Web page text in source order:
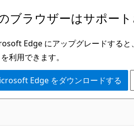
ブラウザーはサポー
Edge にアップグレードすると
利用できます。
Edge をダウンロードする